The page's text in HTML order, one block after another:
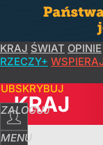
KRAJ ŚWIAT OPINIE
RZECZY+
ZALOGUJ
MENU
KRAJ